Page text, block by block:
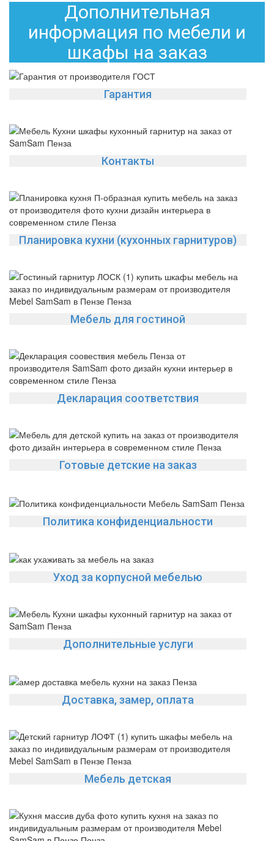
Дополнительная
информация по мебели и
шкафы на заказ
Гарантия
Контакты
Планировка кухни (кухонных гарнитуров)
Мебель для гостиной
Декларация соответствия
Готовые детские на заказ
Политика конфиденциальности
Уход за корпусной мебелью
Дополнительные услуги
Доставка, замер, оплата
Мебель детская